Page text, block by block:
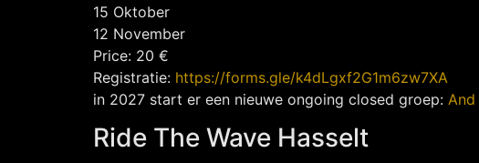
15 Oktober
12 November
Price: 20 €
Registratie: https://forms.gle/k4dLgxf2G1m6zw7XA
in 2027 start er een nieuwe ongoing closed groep:
Ride The Wave Hasselt